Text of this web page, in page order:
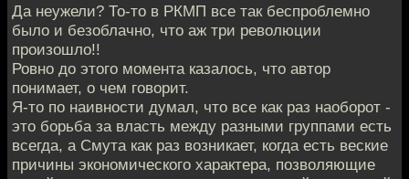
Да неужели? То-то в РКМП все так беспроблемно
было и безоблачно, что аж три революции
произошло!!
Ровно до этого момента казалось, что автор
понимает, о чем говорит.
Я-то по наивности думал, что все как раз наоборот -
это борьба за власть между разными группами есть
всегда, а Смута как раз возникает, когда есть веские
причины экономического характера, позволяющие